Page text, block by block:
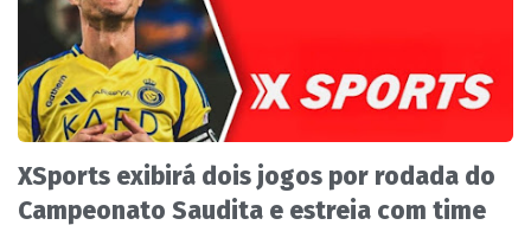
XSports exibirá dois jogos por rodada do
Campeonato Saudita e estreia com time